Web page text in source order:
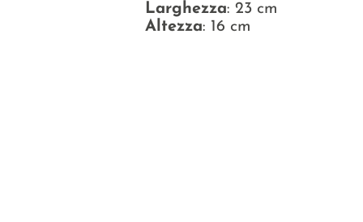
Larghezza: 23 cm
Altezza: 16 cm